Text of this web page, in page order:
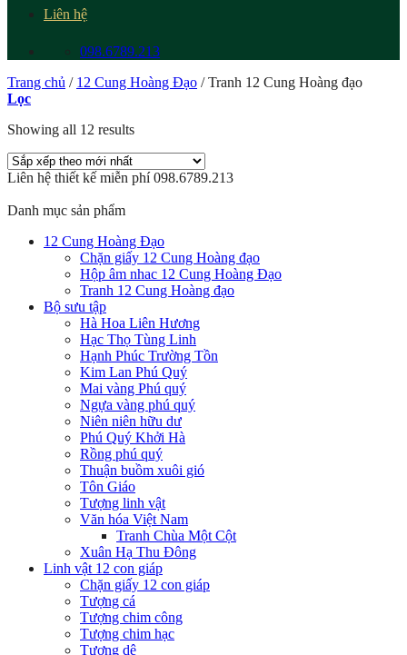
Liên hệ
098.6789.213
Trang chủ / 12 Cung Hoàng Đạo /Tranh 12 Cung Hoàng đạo
Lọc
Showing all 12 results
Liên hệ thiết kế miễn phí 098.6789.213
Danh mục sản phẩm
12 Cung Hoàng Đạo
Chặn giấy 12 Cung Hoàng đạo
Hộp âm nhac 12 Cung Hoàng Đạo
Tranh 12 Cung Hoàng đạo
Bộ sưu tập
Hà Hoa Liên Hương
Hạc Thọ Tùng Linh
Hạnh Phúc Trường Tồn
Kim Lan Phú Quý
Mai vàng Phú quý
Ngựa vàng phú quý
Niên niên hữu dư
Phú Quý Khởi Hà
Rồng phú quý
Thuận buồm xuôi gió
Tôn Giáo
Tượng linh vật
Văn hóa Việt Nam
Tranh Chùa Một Cột
Xuân Hạ Thu Đông
Linh vật 12 con giáp
Chặn giấy 12 con giáp
Tượng cá
Tượng chim công
Tượng chim hạc
Tượng dê